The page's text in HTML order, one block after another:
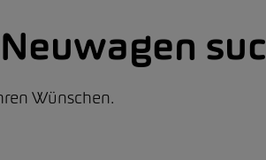
Wünschen.